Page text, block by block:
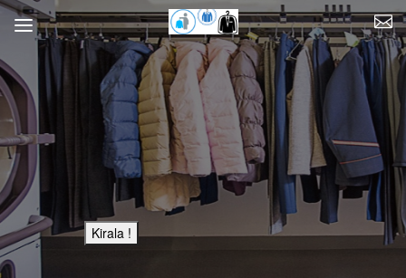
Bu Reklam Sayfası Kiralıktır.
Kirala !